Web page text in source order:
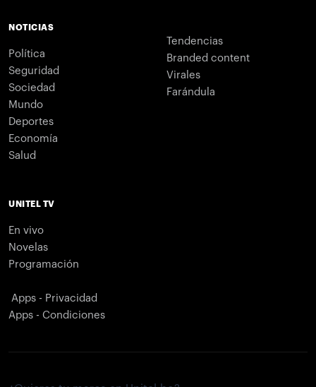
NOTICIAS
Política
Seguridad
Sociedad
Mundo
Deportes
Economía
Salud
Tendencias
Branded content
Virales
Farándula
UNITEL TV
En vivo
Novelas
Programación
Apps - Privacidad
Apps - Condiciones